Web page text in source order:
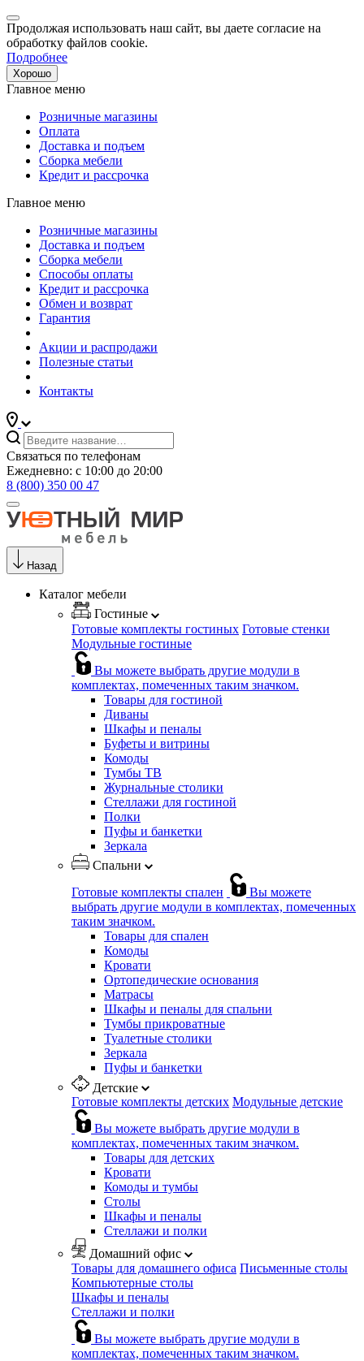
Продолжая использовать наш сайт, вы даете согласие на
обработку файлов cookie.
Подробнее
Хорошо
Главное меню
Розничные магазины
Оплата
Доставка и подъем
Сборка мебели
Кредит и рассрочка
Главное меню
Розничные магазины
Доставка и подъем
Сборка мебели
Способы оплаты
Кредит и рассрочка
Обмен и возврат
Гарантия
Акции и распродажи
Полезные статьи
Контакты
Связаться по телефонам
Ежедневно: с 10:00 до 20:00
8 (800) 350 00 47
Назад
Каталог мебели
Гостиные
Готовые комплекты гостиных Готовые стенки
Модульные гостиные
Вы можете выбрать другие модули в
комплектах, помеченных таким значком.
Товары для гостиной
Диваны
Шкафы и пеналы
Буфеты и витрины
Комоды
Тумбы ТВ
Журнальные столики
Стеллажи для гостиной
Полки
Пуфы и банкетки
Зеркала
Спальни
Готовые комплекты спален
Вы можете
выбрать другие модули в комплектах, помеченных
таким значком.
Товары для спален
Комоды
Кровати
Ортопедические основания
Матрасы
Шкафы и пеналы для спальни
Тумбы прикроватные
Туалетные столики
Зеркала
Пуфы и банкетки
Детские
Готовые комплекты детских Модульные детские
Вы можете выбрать другие модули в
комплектах, помеченных таким значком.
Товары для детских
Кровати
Комоды и тумбы
Столы
Шкафы и пеналы
Стеллажи и полки
Домашний офис
Товары для домашнего офиса Письменные столы
Компьютерные столы
Шкафы и пеналы
Стеллажи и полки
Вы можете выбрать другие модули в
комплектах, помеченных таким значком.